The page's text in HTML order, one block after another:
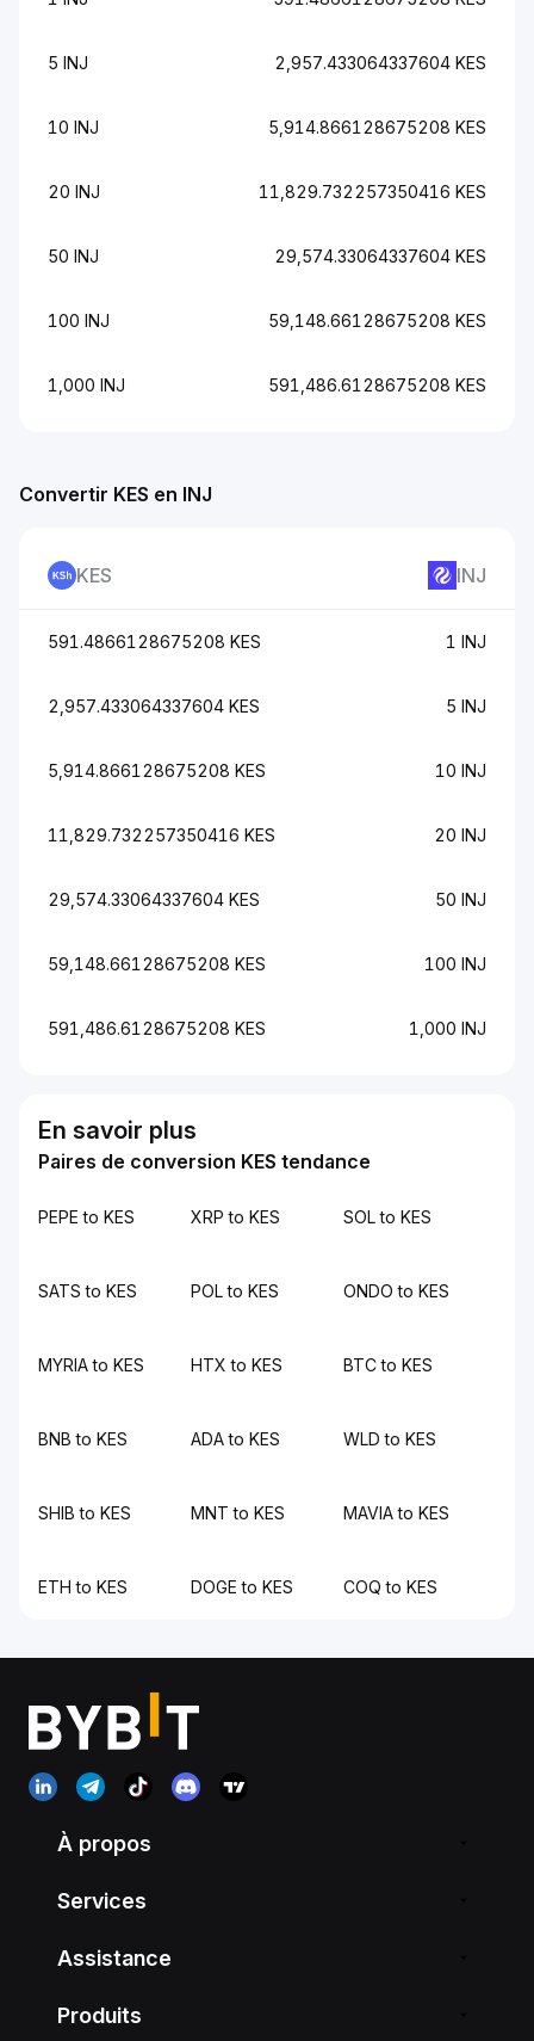
5 INJ 2,957.433064337604 KES
10 INJ 5,914.866128675208 KES
20 INJ 11,829.732257350416 KES
50 INJ 29,574.33064337604 KES
100 INJ 59,148.66128675208 KES
1,000 INJ 591,486.6128675208 KES
Convertir KES en INJ
KES INJ
591.4866128675208 KES 1 INJ
2,957.433064337604 KES 5 INJ
5,914.866128675208 KES 10 INJ
11,829.732257350416 KES 20 INJ
29,574.33064337604 KES 50 INJ
59,148.66128675208 KES 100 INJ
591,486.6128675208 KES 1,000 INJ
En savoir plus
Paires de conversion KES tendance
PEPE to KES XRP to KES SOL to KES
SATS to KES POL to KES ONDO to KES
MYRIA to KES HTX to KES BTC to KES
BNB to KES ADA to KES WLD to KES
SHIB to KES MNT to KES MAVIA to KES
ETH to KES DOGE to KES COQ to KES
À propos
Services
Assistance
Produits